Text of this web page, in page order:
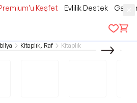
Keşfet Evlilik Destek
Kitaplık, Raf Kitaplık